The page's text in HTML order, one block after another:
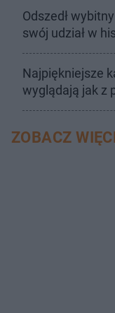
Odszedł
swój udział w
Najpiękniejsze
wyglądają jak z
ZOBACZ